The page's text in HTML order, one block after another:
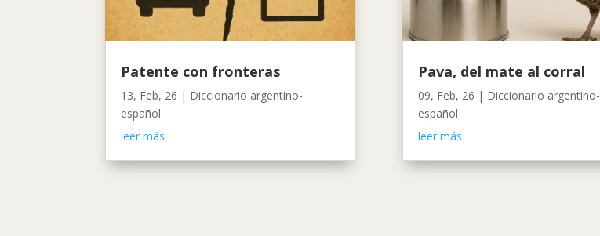
Patente con fronteras
13, Feb, 26 | Diccionario argentino-
español
leer más
Pava, del mate al corral
09, Feb, 26 | Diccionario argentino-
español
leer más